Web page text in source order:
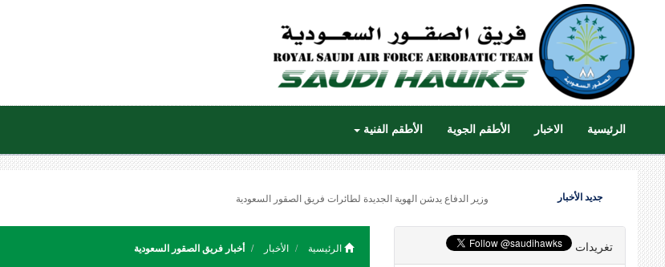
الرئيسية الاخبار الأطقم الجوية الأطقم الفنية
جديد الأخبار وزير الدفاع يدشن الهوية الجديدة لطائرات فريق الصقور السعودية
تغريدات الرئيسية الأخبار أخبار فريق الصقور السعودية